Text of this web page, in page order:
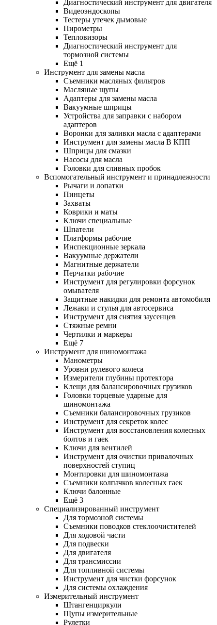
Диагностический инструмент для двигателя
Видеоэндоскопы
Тестеры утечек дымовые
Пирометры
Тепловизоры
Диагностический инструмент для
тормозной системы
Ещё 1
Инструмент для замены масла
Съемники масляных фильтров
Масляные щупы
Адаптеры для замены масла
Вакуумные шприцы
Устройства для заправки с набором
адаптеров
Воронки для заливки масла с адаптерами
Инструмент для замены масла В КПП
Шприцы для смазки
Насосы для масла
Головки для сливных пробок
Вспомогательный инструмент и принадлежности
Рычаги и лопатки
Пинцеты
Захваты
Коврики и маты
Ключи специальные
Шпатели
Платформы рабочие
Инспекционные зеркала
Вакуумные держатели
Магнитные держатели
Перчатки рабочие
Инструмент для регулировки форсунок
омывателя
Защитные накидки для ремонта автомобиля
Лежаки и стулья для автосервиса
Инструмент для снятия заусенцев
Стяжные ремни
Чертилки и маркеры
Ещё 7
Инструмент для шиномонтажа
Манометры
Уровни рулевого колеса
Измерители глубины протектора
Клещи для балансировочных грузиков
Головки торцевые ударные для
шиномонтажа
Съемники балансировочных грузиков
Инструмент для секреток колес
Инструмент для восстановления колесных
болтов и гаек
Ключи для вентилей
Инструмент для очистки привалочных
поверхностей ступиц
Монтировки для шиномонтажа
Съемники колпачков колесных гаек
Ключи балонные
Ещё 3
Специализированный инструмент
Для тормозной системы
Съемники поводков стеклоочистителей
Для ходовой части
Для подвески
Для двигателя
Для трансмиссии
Для топливной системы
Инструмент для чистки форсунок
Для системы охлаждения
Измерительный инструмент
Штангенциркули
Щупы измерительные
Рулетки